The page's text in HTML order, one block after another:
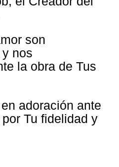
son
nos
la obra de Tus
adoración ante
Tu fidelidad y